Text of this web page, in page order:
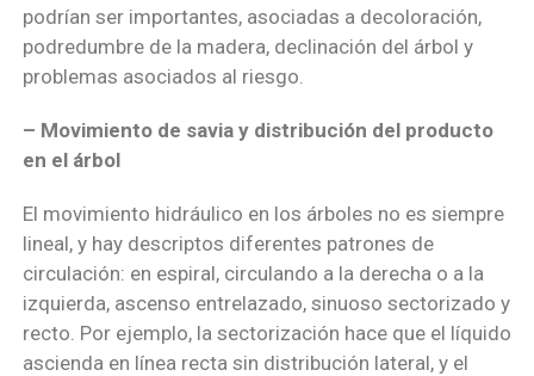
podrían ser importantes, asociadas a decoloración,
podredumbre de la madera, declinación del árbol y
problemas asociados al riesgo.
– Movimiento de savia y distribución del producto
en el árbol
El movimiento hidráulico en los árboles no es siempre
lineal, y hay descriptos diferentes patrones de
circulación: en espiral, circulando a la derecha o a la
izquierda, ascenso entrelazado, sinuoso sectorizado y
recto. Por ejemplo, la sectorización hace que el líquido
ascienda en línea recta sin distribución lateral, y el